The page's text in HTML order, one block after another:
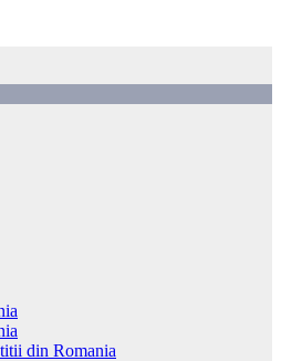
din Romania